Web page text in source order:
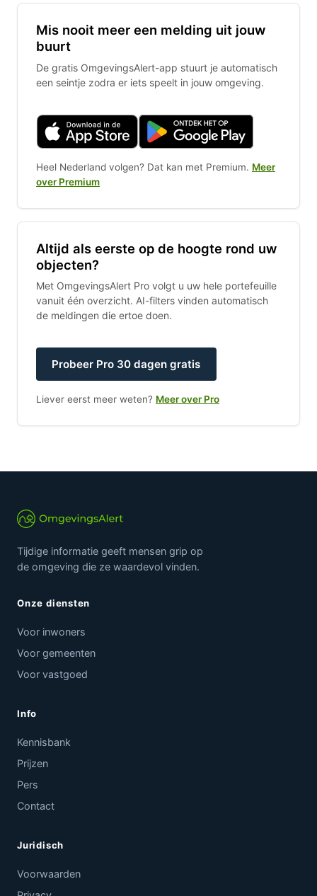
Mis nooit meer een melding uit jouw
buurt
De gratis OmgevingsAlert-app stuurt je automatisch
een seintje zodra er iets speelt in jouw omgeving.
Heel Nederland volgen? Dat kan met Premium. Meer
over Premium
Altijd als eerste op de hoogte rond uw
objecten?
Met OmgevingsAlert Pro volgt u uw hele portefeuille
vanuit één overzicht. AI-filters vinden automatisch
de meldingen die ertoe doen.
Probeer Pro 30 dagen gratis
Liever eerst meer weten? Meer over Pro
Tijdige informatie geeft mensen grip op
de omgeving die ze waardevol vinden.
Onze diensten
Voor inwoners
Voor gemeenten
Voor vastgoed
Info
Kennisbank
Prijzen
Pers
Contact
Juridisch
Voorwaarden